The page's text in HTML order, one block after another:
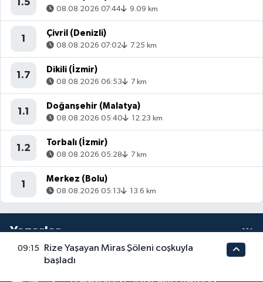
1.5
08.08.2026 07:44 9.09 km
1
Çivril (Denizli)
08.08.2026 07:02 7.25 km
1.7
Dikili (İzmir)
08.08.2026 06:53 7 km
1.1
Doğanşehir (Malatya)
08.08.2026 05:40 12.23 km
1.2
Torbalı (İzmir)
08.08.2026 05:28 7 km
1
Merkez (Bolu)
08.08.2026 05:13 13.6 km
Yazarlar
ERDOĞAN AKSU
'PAŞOLAR EVİ' TATLI-SERT ROMAN
09:15
Rize Yaşayan Miras Şöleni coşkuyla
başladı